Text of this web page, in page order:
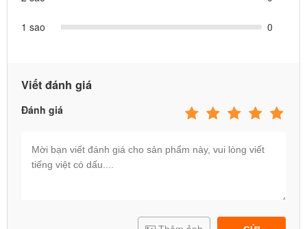
Bể bơi lắp ghép gia đình tròn INTEX 26384
Có bể bơi lắp ghép gia đình INTEX 26384, bạn sẽ có một khu nghỉ
nhã giúp tôn thêm vẻ đẹp cho ngôi nhà của bạn.
1 sao 0
Viết đánh giá
Đánh giá